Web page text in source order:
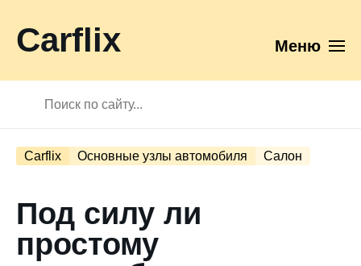
Carflix Меню
Carflix Основные узлы автомобиля Салон
Под силу ли
простому